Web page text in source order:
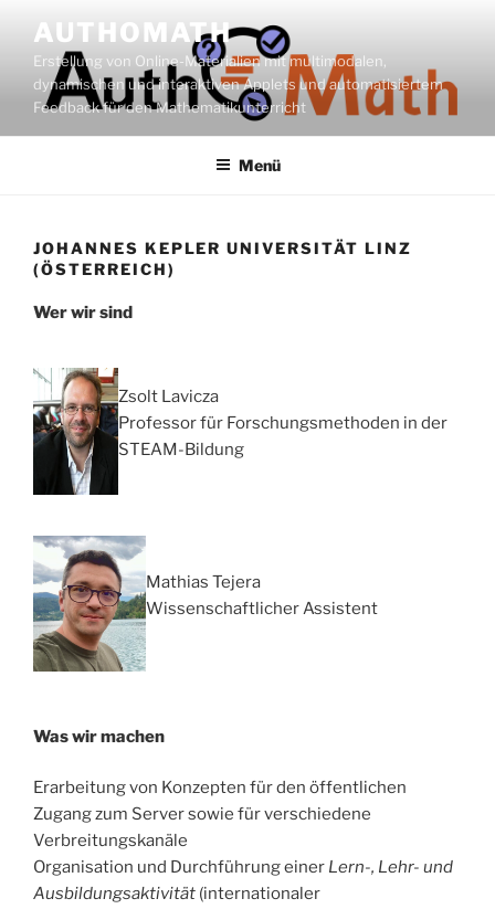
Inhalt
springen
AUTHOMATH
Erstellung von Online-Materialien mit multimodalen,
dynamischen und interaktiven Applets und automatisiertem
Feedback für den Mathematikunterricht
Menü
JOHANNES KEPLER UNIVERSITÄT LINZ
(ÖSTERREICH)
Wer wir sind
Zsolt Lavicza
Professor für Forschungsmethoden in der
STEAM-Bildung
Mathias Tejera
Wissenschaftlicher Assistent
Was wir machen
Erarbeitung von Konzepten für den öffentlichen
Zugang zum Server sowie für verschiedene
Verbreitungskanäle
Organisation und Durchführung einer Lern-, Lehr- und
Ausbildungsaktivität (internationaler